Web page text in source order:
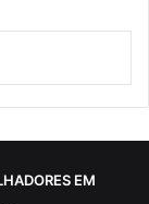
EM